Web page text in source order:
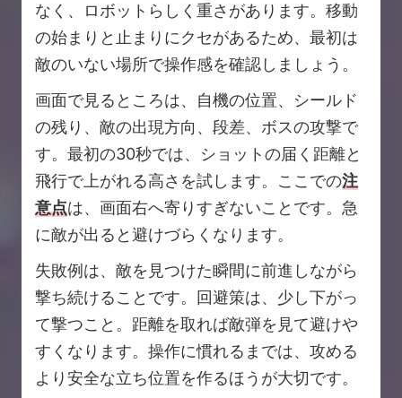
なく、ロボットらしく重さがあります。移動
の始まりと止まりにクセがあるため、最初は
敵のいない場所で操作感を確認しましょう。
画面で見るところは、自機の位置、シールド
の残り、敵の出現方向、段差、ボスの攻撃で
す。最初の30秒では、ショットの届く距離と
飛行で上がれる高さを試します。ここでの注
意点は、画面右へ寄りすぎないことです。急
に敵が出ると避けづらくなります。
失敗例は、敵を見つけた瞬間に前進しながら
撃ち続けることです。回避策は、少し下がっ
て撃つこと。距離を取れば敵弾を見て避けや
すくなります。操作に慣れるまでは、攻める
より安全な立ち位置を作るほうが大切です。